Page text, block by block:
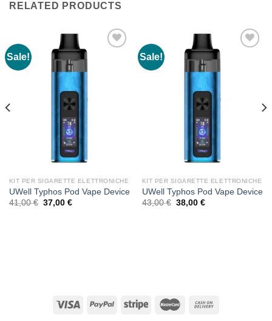
RELATED PRODUCTS
Sale!
KIT PER SIGARETTE ELETTRONICHE
UWell Typhos Pod Vape Device
41,00€ Original
37,00 €Current
Sale!
KIT PER SIGARETTE ELETTRONICHE
UWell Typhos Pod Vape Device
43,00€ Original
38,00 €Current